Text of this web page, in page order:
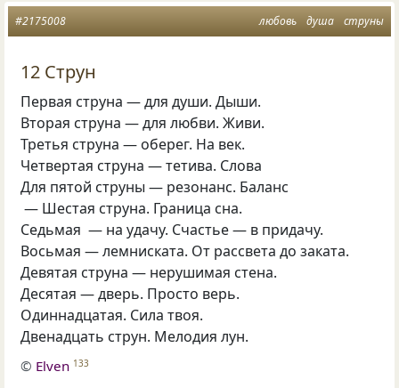
любовь душа струны
#2175008
12 Струн
Первая струна — для души. Дыши.
Вторая струна — для любви. Живи.
Третья струна — оберег. На век.
Четвертая струна — тетива. Слова
Для пятой струны — резонанс. Баланс
— Шестая струна. Граница сна.
Седьмая — на удачу. Счастье — в придачу.
Восьмая — лемниската. От рассвета до заката.
Девятая струна — нерушимая стена.
Десятая — дверь. Просто верь.
Одиннадцатая. Сила твоя.
Двенадцать струн. Мелодия лун.
© Elven 133